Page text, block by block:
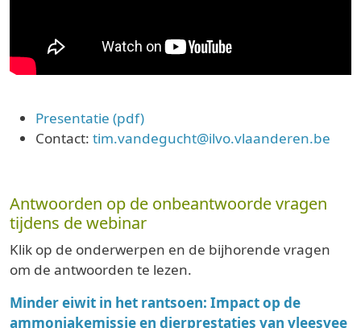
Presentatie (pdf)
Contact: tim.vandegucht@ilvo.vlaanderen.be
Antwoorden op de onbeantwoorde vragen
tijdens de webinar
Klik op de onderwerpen en de bijhorende vragen
om de antwoorden te lezen.
Minder eiwit in het rantsoen: Impact op de
ammoniakemissie en dierprestaties van vleesvee